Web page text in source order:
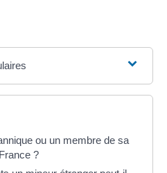
ou un membre de sa
?